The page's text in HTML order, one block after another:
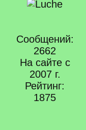
Сообщений:
2662
На сайте с
2007 г.
Рейтинг:
1875